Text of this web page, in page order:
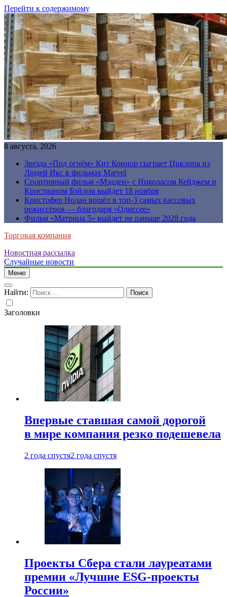
Перейти к содержимому
8 августа, 2026
Звезда «Под огнём» Кит Коннор сыграет Циклопа из
Людей Икс в фильмах Marvel
Спортивный фильм «Мэдден» с Николасом Кейджем и
Кристианом Бэйлом выйдет 18 ноября
Кристофер Нолан вошёл в топ-3 самых кассовых
режиссёров — благодаря «Одиссее»
Фильм «Матрица 5» выйдет не раньше 2028 года
Торговая компания
Новостная рассылка
Случайные новости
Меню
Найти:
Заголовки
Впервые ставшая самой дорогой
в мире компания резко подешевела
2 года спустя2 года спустя
Проекты Сбера стали лауреатами
премии «Лучшие ESG-проекты
России»